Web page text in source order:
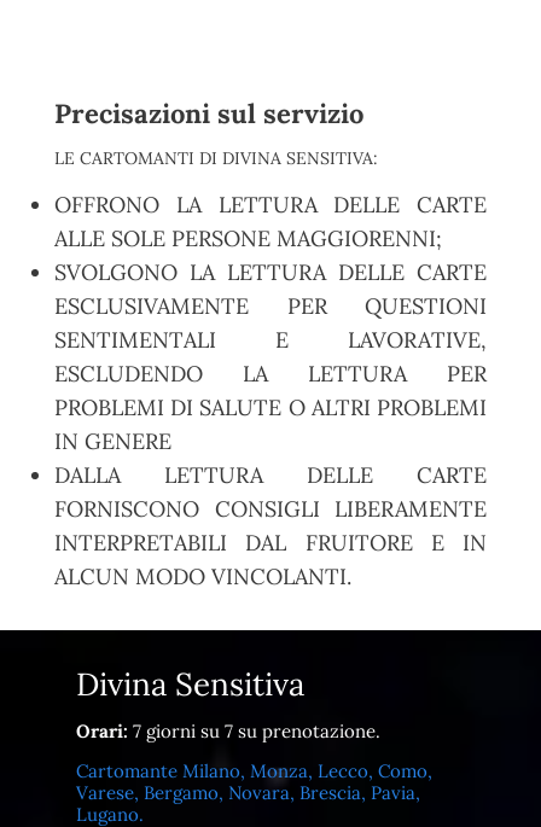
Precisazioni sul servizio
LE CARTOMANTI DI DIVINA SENSITIVA:
OFFRONO LA LETTURA DELLE CARTE
ALLE SOLE PERSONE MAGGIORENNI;
SVOLGONO LA LETTURA DELLE CARTE
ESCLUSIVAMENTE PER QUESTIONI
SENTIMENTALI E LAVORATIVE,
ESCLUDENDO LA LETTURA PER
PROBLEMI DI SALUTE O ALTRI PROBLEMI
IN GENERE
DALLA LETTURA DELLE CARTE
FORNISCONO CONSIGLI LIBERAMENTE
INTERPRETABILI DAL FRUITORE E IN
ALCUN MODO VINCOLANTI.
Divina Sensitiva
Orari: 7 giorni su 7 su prenotazione.
Cartomante Milano, Monza, Lecco, Como,
Varese, Bergamo, Novara, Brescia, Pavia,
Lugano.